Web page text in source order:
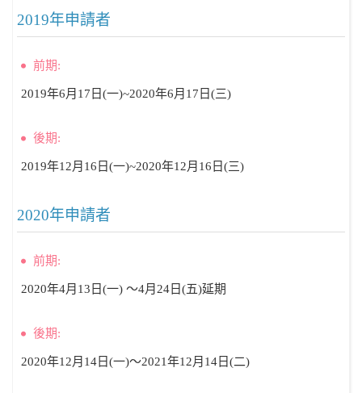
2019年申請者
前期:
2019年6月17日(一)~2020年6月17日(三)
後期:
2019年12月16日(一)~2020年12月16日(三)
2020年申請者
前期:
2020年4月13日(一) ～4月24日(五)延期
後期:
2020年12月14日(一)～2021年12月14日(二)